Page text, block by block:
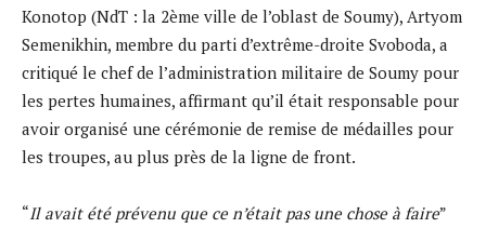
Konotop (NdT : la 2ème ville de l’oblast de Soumy), Artyom
Semenikhin, membre du parti d’extrême-droite Svoboda, a
critiqué le chef de l’administration militaire de Soumy pour
les pertes humaines, affirmant qu’il était responsable pour
avoir organisé une cérémonie de remise de médailles pour
les troupes, au plus près de la ligne de front.
“Il avait été prévenu que ce n’était pas une chose à faire”